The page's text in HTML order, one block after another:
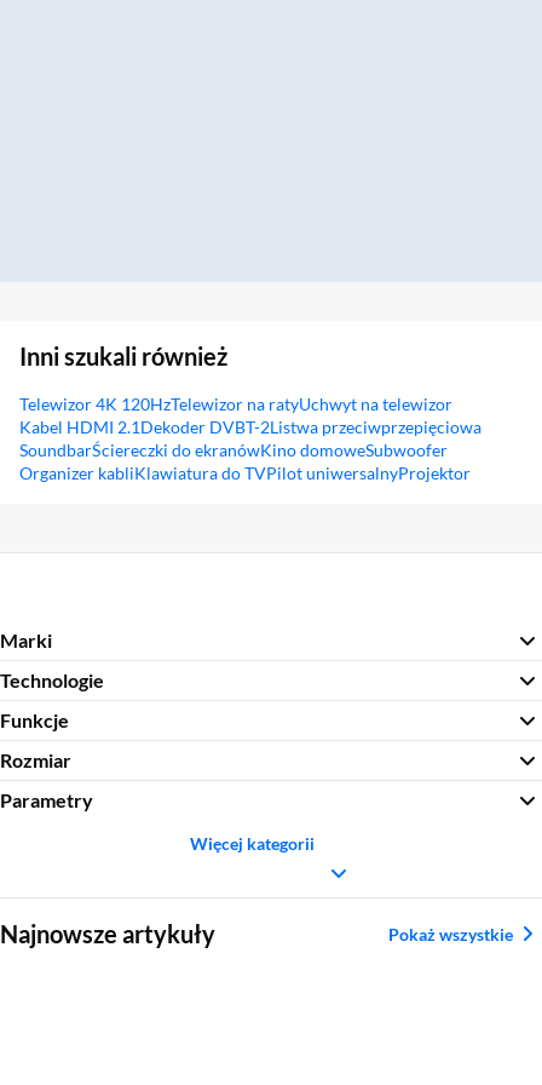
Inni szukali również
Telewizor 4K 120HzTelewizor na ratyUchwyt na telewizor
Kabel HDMI 2.1Dekoder DVBT-2Listwa przeciwprzepięciowa
SoundbarŚciereczki do ekranówKino domoweSubwoofer
Organizer kabliKlawiatura do TVPilot uniwersalnyProjektor
Marki
Technologie
Funkcje
Rozmiar
Parametry
Więcej kategorii
Najnowsze artykuły Pokaż wszystkie